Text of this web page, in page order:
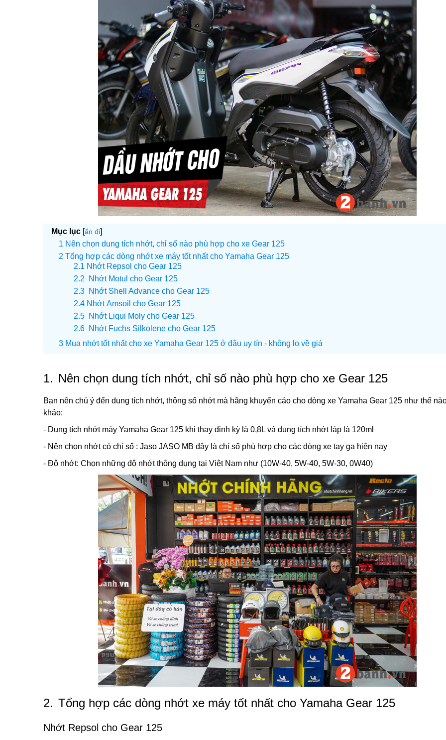
Mục lục [ẩn đi]
Nên chọn dung tích nhớt, chỉ số nào phù hợp cho xe Gear 125
Tổng hợp các dòng nhớt xe máy tốt nhất cho Yamaha Gear 125
Nhớt Repsol cho Gear 125
Nhớt Motul cho Gear 125
Nhớt Shell Advance cho Gear 125
Nhớt Amsoil cho Gear 125
Nhớt Liqui Moly cho Gear 125
Nhớt Fuchs Silkolene cho Gear 125
Mua nhớt tốt nhất cho xe Yamaha Gear 125 ở đâu uy tín - không lo về giá
1. Nên chọn dung tích nhớt, chỉ số nào phù hợp cho xe Gear 125
Bạn nên chú ý đến dung tích nhớt, thông số nhớt mà hãng khuyến cáo cho dòng xe Yamaha Gear 125 như thế
khảo:
- Dung tích nhớt máy Yamaha Gear 125 khi thay định kỳ là 0,8L và dung tích nhớt láp là 120ml
- Nên chọn nhớt có chỉ số : Jaso JASO MB đây là chỉ số phù hợp cho các dòng xe tay ga hiện nay
- Độ nhớt: Chọn những độ nhớt thông dụng tại Việt Nam như (10W-40, 5W-40, 5W-30, 0W40)
2. Tổng hợp các dòng nhớt xe máy tốt nhất cho Yamaha Gear 125
Nhớt Repsol cho Gear 125